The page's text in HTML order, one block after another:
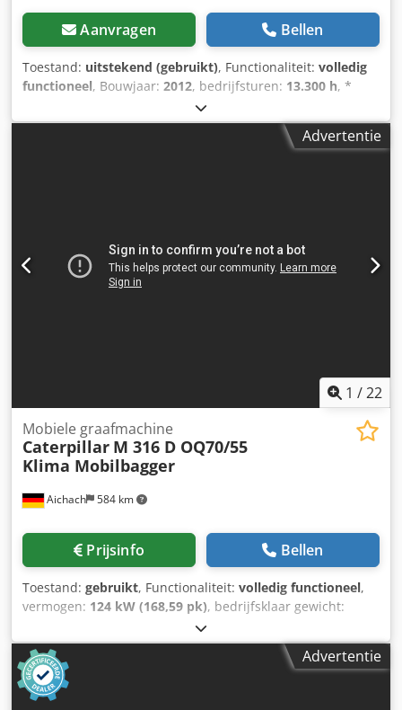
Aanvragen Bellen
Toestand: uitstekend (gebruikt), Functionaliteit: volledig
functioneel, Bouwjaar: 2012, bedrijfsturen: 13.300 h, *
13.300 uur * Gecombineerde ondersteuning (blad en
stempel) * Verstelbare giek * Snelwissel Lehnhoff HS 10 *
Bedrijfsgewicht: 22.000 kg * Topconditie Dcsdpowmbtfjfx
Advertentie
1 /22
Aichach 584 km
Mobiele graafmachine
Caterpillar M 316 D OQ70/55
Klima Mobilbagger
Prijsinfo Bellen
Toestand: gebruikt, Functionaliteit: volledig functioneel,
vermogen: 124 kW (168,59 pk), bedrijfsklaar gewicht:
, bedrijfsturen:
Uitrusting:airconditioning, grijperhydrauliek,
hydraulische hamer
, Caterpillar M316D mobiele
graafmachine Bouwjaar 2010 13.000 draaiuren 17.150 kg
124 kW CAT 6-cilinder motor Dcodpfxoxq A D Rs Anvsk 250
Advertentie